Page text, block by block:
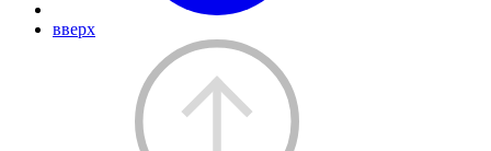
вверх